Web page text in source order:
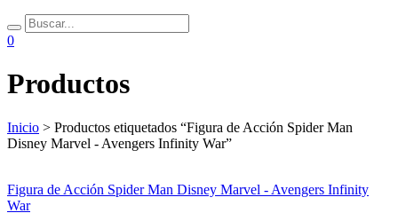
0
Productos
Inicio > Productos etiquetados “Figura de Acción Spider Man
Disney Marvel - Avengers Infinity War”
Figura de Acción Spider Man Disney Marvel - Avengers Infinity
War